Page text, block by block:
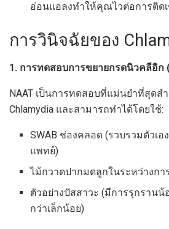
อ่อนแอลงทำให้คุณไวต่อการติด
การวินิจฉัยของ
1. การทดสอบการขยายกรดนิวคลีอิก
NAAT เป็นการทดสอบที่แม่นยำที่สุดส
Chlamydia และสามารถทำได้โดยใช้:
SWAB ช่องคลอด (รวบรวมตัวเ
แพทย์)
ไม้กวาดปากมดลูกในระหว่างกา
ตัวอย่างปัสสาวะ (มีการรุกราน
กว่าเล็กน้อย)